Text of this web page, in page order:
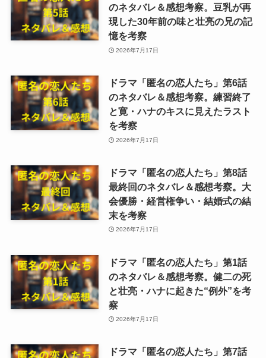
のネタバレ＆感想考察。豆乳が再
現した30年前の味と壮亮の兄の記
憶を考察
2026年7月17日
ドラマ「匿名の恋人たち」第6話
のネタバレ＆感想考察。練習終了
と寛・ハナのキスに見えたラスト
を考察
2026年7月17日
ドラマ「匿名の恋人たち」第8話
最終回のネタバレ＆感想考察。大
会優勝・経営権争い・結婚式の結
末を考察
2026年7月17日
ドラマ「匿名の恋人たち」第1話
のネタバレ＆感想考察。健二の死
と壮亮・ハナに起きた“例外”を考
察
2026年7月17日
ドラマ「匿名の恋人たち」第7話